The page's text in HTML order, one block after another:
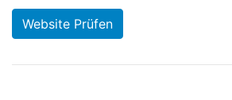
Website Prüfen